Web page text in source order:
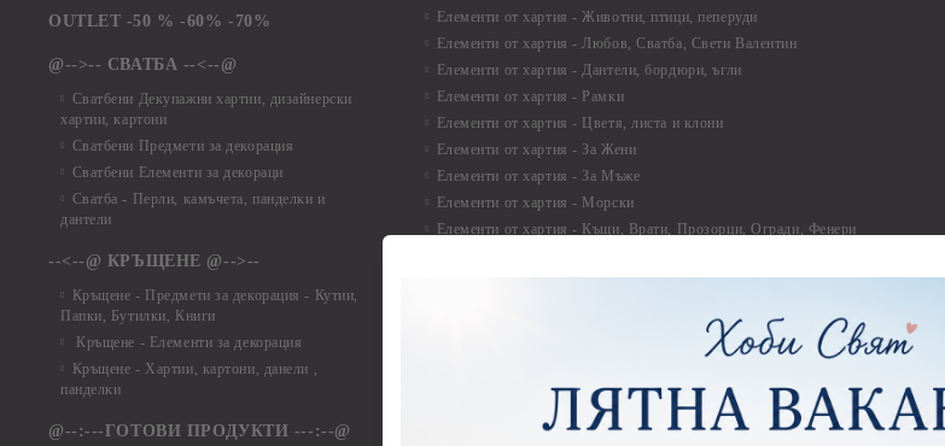
OUTLET -50 % -60% -70%
@-->-- СВАТБА --<--@
Сватбени Декупажни хартии, дизайнерски
хартии, картони
Сватбени Предмети за декорация
Сватбени Елементи за декораци
Сватба - Перли, камъчета, панделки и
дантели
--<--@ КРЪЩЕНЕ @-->--
Кръщене - Предмети за декорация - Кутии,
Папки, Бутилки, Книги
Кръщене - Елементи за декорация
Кръщене - Хартии, картони, данели ,
панделки
@--:---ГОТОВИ ПРОДУКТИ ---:--@
Елементи от хартия - Животни, птици, пеперуди
Елементи от хартия - Любов, Сватба, Свети Валентин
Елементи от хартия - Дантели, бордюри, ъгли
Елементи от хартия - Рамки
Елементи от хартия - Цветя, листа и клони
Елементи от хартия - За Жени
Елементи от хартия - За Мъже
Елементи от хартия - Морски
Елементи от хартия - Къщи, Врати, Прозорци, Огради, Фенери
Елементи то хартия - Такове, табелки, етикети
Елементи от хартия - Готови композиции
Елементи от хартия - Микс елементи
Елементи от хартия - Коледа и Зима